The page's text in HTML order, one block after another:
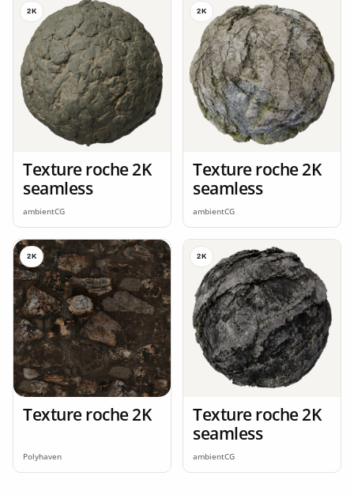
2K
Texture roche 2K
seamless
ambientCG
2K
Texture roche 2K
seamless
ambientCG
2K
Texture roche 2K
Polyhaven
2K
Texture roche 2K
seamless
ambientCG